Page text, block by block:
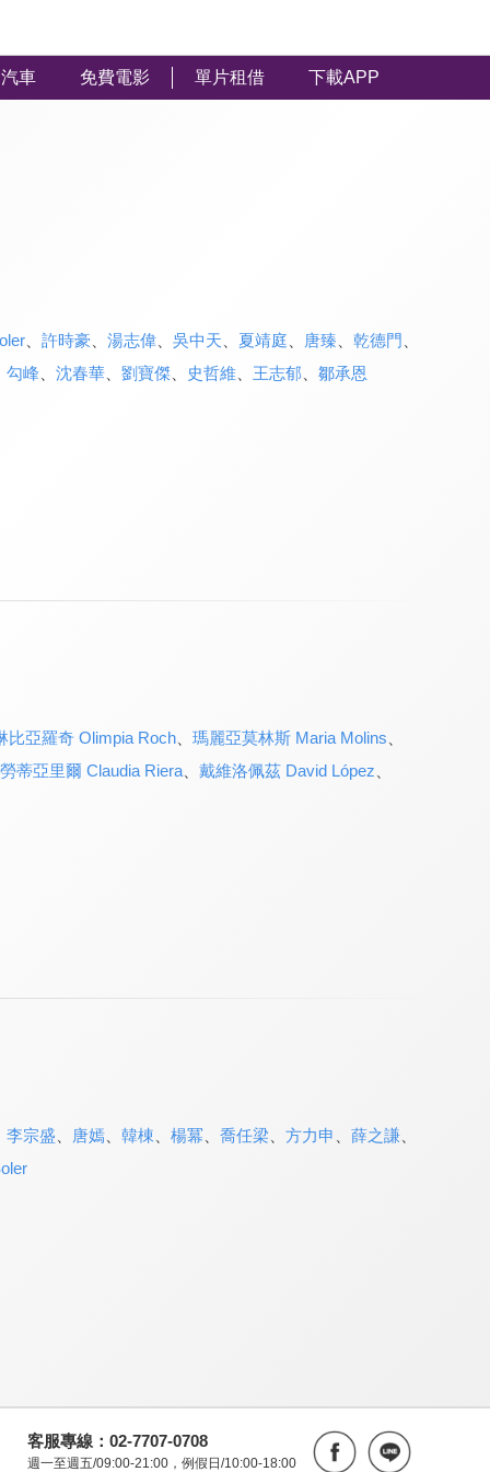
汽車 免費電影 單片租借 下載APP
、 許時豪 湯志偉、 吳中天 夏靖庭 唐臻 乾德門
勾峰 沈春華、 劉寶傑、 史哲維、 王志郁 鄒承恩
比亞羅奇 Olimpia Roch、 瑪麗亞莫林斯 Maria Molins
蒂亞里爾 Claudia Riera、 戴維洛佩茲 David López
李宗盛 唐嫣、 韓棟 楊冪 喬任梁 方力申 薛之謙、
客服專線：02-7707-0708
週一至週五/09:00-21:00，例假日/10:00-18:00